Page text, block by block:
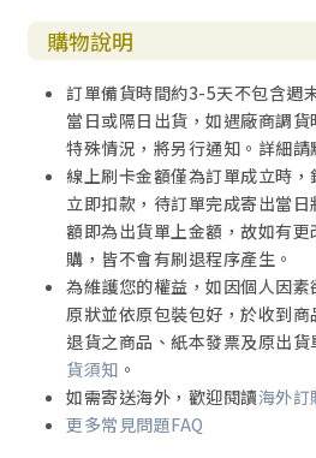
購物說明
訂單備貨時間約3-5天不包含週
當日或隔日出貨，如遇廠商調
特殊情況，將另行通知。詳細請
線上刷卡金額僅為訂單成立時
立即扣款，待訂單完成寄出當
額即為出貨單上金額，故如有
購，皆不會有刷退程序產生。
為維護您的權益，如因個人因
原狀並依原包裝包好，於收到
退貨之商品、紙本發票及原出
貨須知 。
如需寄送海外，歡迎閱讀海外訂
更多常見問題FAQ